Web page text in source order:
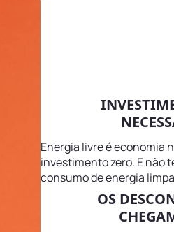
Energia livre é economia
investimento zero. E não
consumo de energia
OS